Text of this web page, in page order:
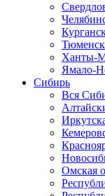
Ханты-
Ямало-
Сибирь
Вся
Омская